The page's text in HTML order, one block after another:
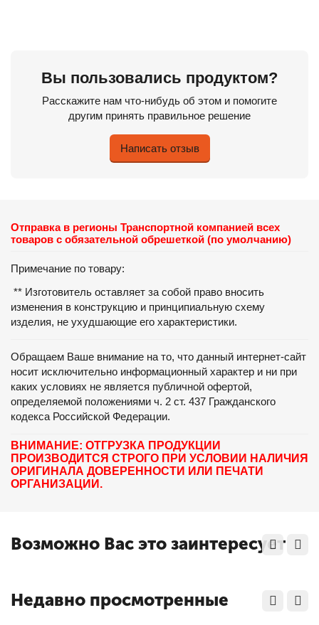
Вы пользовались продуктом?
Расскажите нам что-нибудь об этом и помогите
другим принять правильное решение
Написать отзыв
Отправка в регионы Транспортной компанией всех
товаров с обязательной обрешеткой (по умолчанию)
Примечание по товару:
** Изготовитель оставляет за собой право вносить
изменения в конструкцию и принципиальную схему
изделия, не ухудшающие его характеристики.
Обращаем Ваше внимание на то, что данный интернет-сайт
носит исключительно информационный характер и ни при
каких условиях не является публичной офертой,
определяемой положениями ч. 2 ст. 437 Гражданского
кодекса Российской Федерации.
ВНИМАНИЕ: ОТГРУЗКА ПРОДУКЦИИ
ПРОИЗВОДИТСЯ СТРОГО ПРИ УСЛОВИИ НАЛИЧИЯ
ОРИГИНАЛА ДОВЕРЕННОСТИ ИЛИ ПЕЧАТИ
ОРГАНИЗАЦИИ.
Возможно Вас это заинтересует
Недавно просмотренные